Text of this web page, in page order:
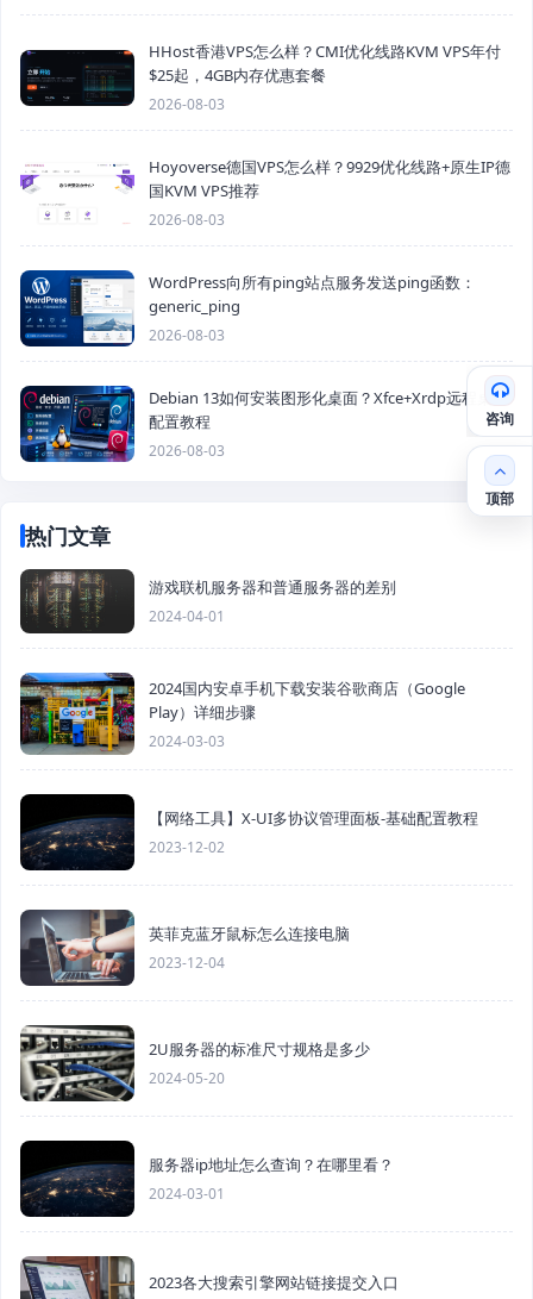
HHost香港VPS怎么样？CMI优化线路KVM VPS年付
$25起，4GB内存优惠套餐
2026-08-03
Hoyoverse德国VPS怎么样？9929优化线路+原生IP德
国KVM VPS推荐
2026-08-03
WordPress向所有ping站点服务发送ping函数：
generic_ping
2026-08-03
Debian 13如何安装图形化桌面？Xfce+Xrdp远程桌面
配置教程
2026-08-03
热门文章
游戏联机服务器和普通服务器的差别
2024-04-01
2024国内安卓手机下载安装谷歌商店（Google
Play）详细步骤
2024-03-03
【网络工具】X-UI多协议管理面板-基础配置教程
2023-12-02
英菲克蓝牙鼠标怎么连接电脑
2023-12-04
2U服务器的标准尺寸规格是多少
2024-05-20
服务器ip地址怎么查询？在哪里看？
2024-03-01
2023各大搜索引擎网站链接提交入口
咨询
顶部